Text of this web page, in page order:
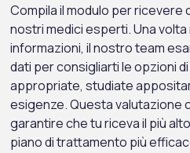
Compila il modulo per ricevere
nostri medici esperti. Una
informazioni, il nostro team
dati per consigliarti le opzioni
appropriate, studiate
esigenze. Questa
garantire che tu riceva il più
piano di trattamento più